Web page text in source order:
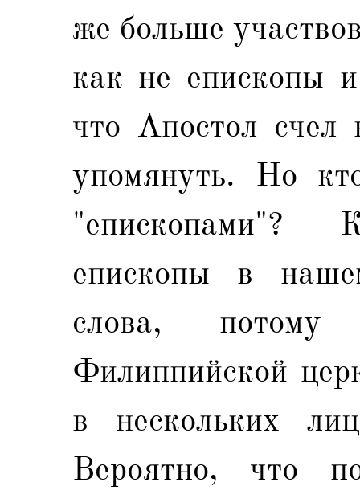
же больше
как не епископы
что Апостол
упомянуть. Но
"епископами"?
епископы в
слова,
Филиппийской
в нескольких
Вероятно, что